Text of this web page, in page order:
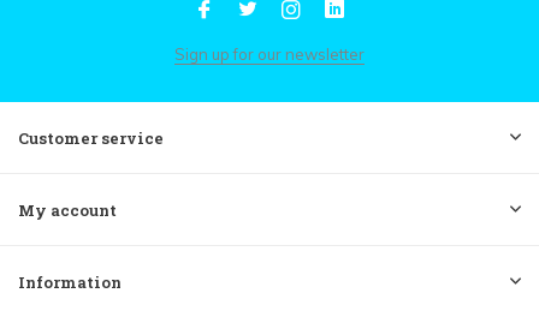
Sign up for our newsletter
Customer service
My account
Information